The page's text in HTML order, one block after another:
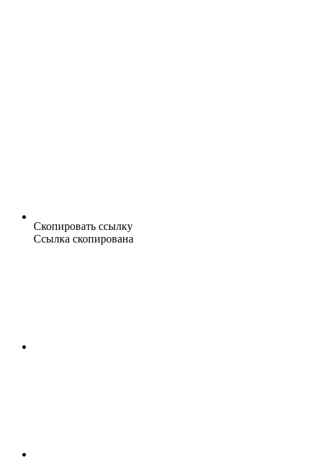
Скопировать ссылку
Ссылка скопирована